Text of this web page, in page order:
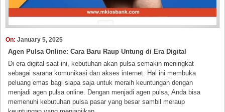
On: January 5, 2025
Agen Pulsa Online: Cara Baru Raup Untung di Era Digital
Di era digital saat ini, kebutuhan akan pulsa semakin meningkat
sebagai sarana komunikasi dan akses internet. Hal ini membuka
peluang emas bagi siapa saja untuk meraih keuntungan dengan
menjadi agen pulsa online. Dengan menjadi agen pulsa, Anda bisa
memenuhi kebutuhan pulsa pasar yang besar sambil meraup